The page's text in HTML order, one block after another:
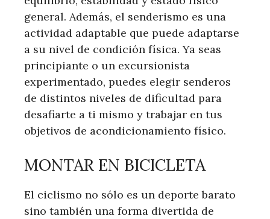
general. Además, el senderismo es una
actividad adaptable que puede adaptarse
a su nivel de condición física. Ya seas
principiante o un excursionista
experimentado, puedes elegir senderos
de distintos niveles de dificultad para
desafiarte a ti mismo y trabajar en tus
objetivos de acondicionamiento físico.
MONTAR EN BICICLETA
El ciclismo no sólo es un deporte barato
sino también una forma divertida de